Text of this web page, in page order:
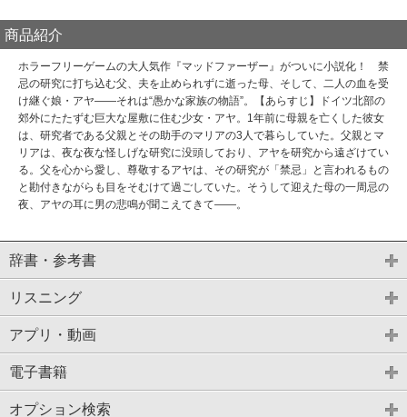
商品紹介
ホラーフリーゲームの大人気作『マッドファーザー』がついに小説化！ 禁
忌の研究に打ち込む父、夫を止められずに逝った母、そして、二人の血を受
け継ぐ娘・アヤ――それは“愚かな家族の物語”。【あらすじ】ドイツ北部の
郊外にたたずむ巨大な屋敷に住む少女・アヤ。1年前に母親を亡くした彼女
は、研究者である父親とその助手のマリアの3人で暮らしていた。父親とマ
リアは、夜な夜な怪しげな研究に没頭しており、アヤを研究から遠ざけてい
る。父を心から愛し、尊敬するアヤは、その研究が「禁忌」と言われるもの
と勘付きながらも目をそむけて過ごしていた。そうして迎えた母の一周忌の
夜、アヤの耳に男の悲鳴が聞こえてきて――。
辞書・参考書
リスニング
アプリ・動画
電子書籍
オプション検索